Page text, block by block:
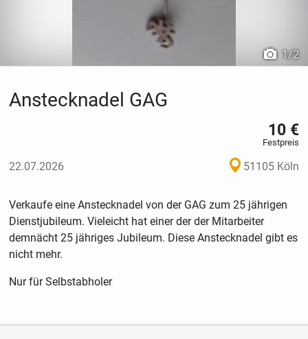
1/2
Anstecknadel GAG
10 €
Festpreis
22.07.2026 51105 Köln
Verkaufe eine Anstecknadel von der GAG zum 25 jährigen
Dienstjubileum. Vieleicht hat einer der der Mitarbeiter
demnächt 25 jähriges Jubileum. Diese Anstecknadel gibt es
nicht mehr.
Nur für Selbstabholer